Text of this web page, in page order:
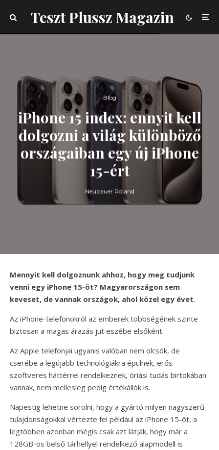
Teszt Plussz Magazin
Blog
iPhone 15 index: ennyit kell
dolgozni a világ különböző
országaiban egy új iPhone
15-ért
Neubauer Roland
Mennyit kell dolgoznunk ahhoz, hogy meg tudjunk
venni egy iPhone 15-öt? Magyarországon sem
keveset, de vannak országok, ahol közel egy évet.
Az iPhone-telefonokról az emberek többségének szinte
biztosan a magas árazás jut eszébe elsőként.
Az Apple telefonjai ugyanis valóban nem olcsók, de
cserébe a legújabb technológiákra épülnek, erős
szoftveres háttérrel rendelkeznek, óriási tudás birtokában
vannak, nem mellesleg pedig értékállók is.
Napestig lehetne sorolni, hogy a gyártó milyen nagyszerű
tulajdonságokkal vértezte fel például az iPhone 15-öt, a
legtöbben azonban mégis csak azt látják, hogy már a
128GB-os belső tárhellyel rendelkező alapmodell is